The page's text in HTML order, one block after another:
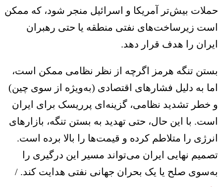
بیش‌تر آمریکا و اسرائیل منجر شود، که ممکن
زیرساخت‌های نفتی منطقه یا حتی رهبران
را هدف قرار دهد.
تنگه هرمز اگرچه از نظر نظامی ممکن است،
به دلیل فشارهای اقتصادی (به‌ویژه از سوی چین)
خطر تشدید نظامی، گزینه‌ای پرریسک برای ایران
با این ‌حال، حتی تهدید به بستن تنگه، بازارهای
را متلاطم کرده و قیمت‌ها را بالا برده است.
نهایی ایران می‌تواند مسیر این درگیری را
صلح یا یک بحران جهانی نفتی هدایت کند. /